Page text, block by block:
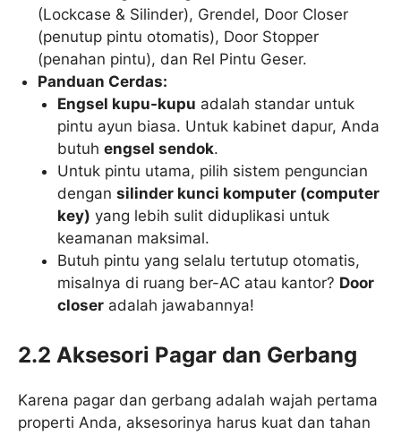
(Lockcase & Silinder), Grendel, Door Closer
(penutup pintu otomatis), Door Stopper
(penahan pintu), dan Rel Pintu Geser.
Panduan Cerdas:
Engsel kupu-kupu adalah standar untuk
pintu ayun biasa. Untuk kabinet dapur, Anda
butuhengsel sendok.
Untuk pintu utama, pilih sistem penguncian
dengansilinder kunci komputer (computer
key) yang lebih sulit diduplikasi untuk
keamanan maksimal.
Butuh pintu yang selalu tertutup otomatis,
misalnya di ruang ber-AC atau kantor? Door
closer adalah jawabannya!
2.2 Aksesori Pagar dan Gerbang
Karena pagar dan gerbang adalah wajah pertama
properti Anda, aksesorinya harus kuat dan tahan